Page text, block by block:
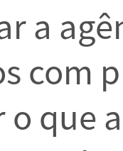
a
com
que